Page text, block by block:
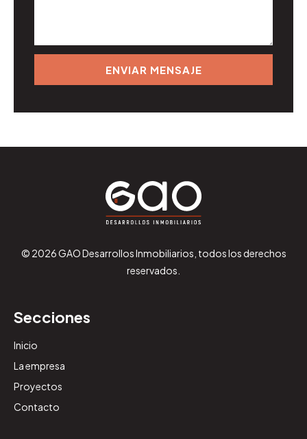
ENVIAR MENSAJE
© 2026 GAO Desarrollos Inmobiliarios, todos los derechos
reservados.
Secciones
Inicio
La empresa
Proyectos
Contacto